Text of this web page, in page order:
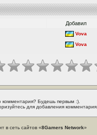
Добавил
Vova
Vova
комментария? Будешь первым :).
для добавления комментария.
в сеть сайтов «8Gamers Network»